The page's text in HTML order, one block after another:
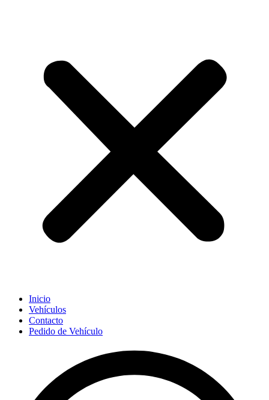
Inicio
Vehículos
Contacto
Pedido de Vehículo